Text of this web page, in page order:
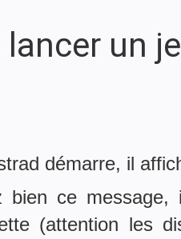
un
démarre, il
bien ce
(attention les